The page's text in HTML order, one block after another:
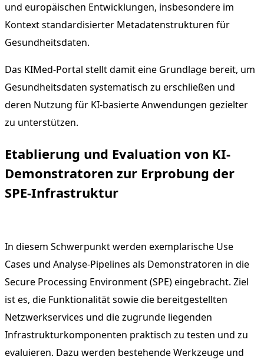
und europäischen Entwicklungen, insbesondere im
Kontext standardisierter Metadatenstrukturen für
Gesundheitsdaten.
Das KIMed-Portal stellt damit eine Grundlage bereit, um
Gesundheitsdaten systematisch zu erschließen und
deren Nutzung für KI-basierte Anwendungen gezielter
zu unterstützen.
Etablierung und Evaluation von KI-
Demonstratoren zur Erprobung der
SPE-Infrastruktur
In diesem Schwerpunkt werden exemplarische Use
Cases und Analyse-Pipelines als Demonstratoren in die
Secure Processing Environment (SPE) eingebracht. Ziel
ist es, die Funktionalität sowie die bereitgestellten
Netzwerkservices und die zugrunde liegenden
Infrastrukturkomponenten praktisch zu testen und zu
evaluieren. Dazu werden bestehende Werkzeuge und